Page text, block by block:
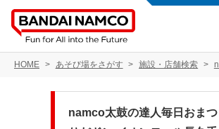
HOME あそび場をさがす 施設・店舗検索
namco太鼓の達人毎日おまつ